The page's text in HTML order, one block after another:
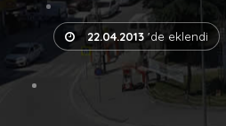
22.04.2013'de eklendi